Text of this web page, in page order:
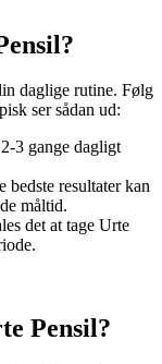
daglige rutine. Følg
ser sådan ud:
3 gange dagligt
bedste resultater kan
måltid.
det at tage Urte
Pensil?